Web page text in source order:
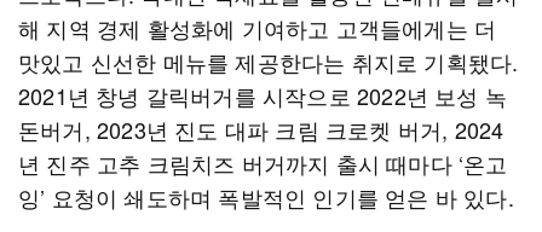
해 지역 경제 활성화에 기여하고 고객들에게는 더
맛있고 신선한 메뉴를 제공한다는 취지로 기획됐다.
2021년 창녕 갈릭버거를 시작으로 2022년 보성 녹
돈버거, 2023년 진도 대파 크림 크로켓 버거, 2024
년 진주 고추 크림치즈 버거까지 출시 때마다 ‘온고
잉’ 요청이 쇄도하며 폭발적인 인기를 얻은 바 있다.